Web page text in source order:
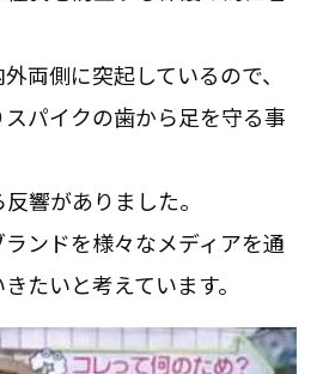
両側に突起しているので、
パイクの歯から足を守る事
響がありました。
ンドを様々なメディアを通
たいと考えています。